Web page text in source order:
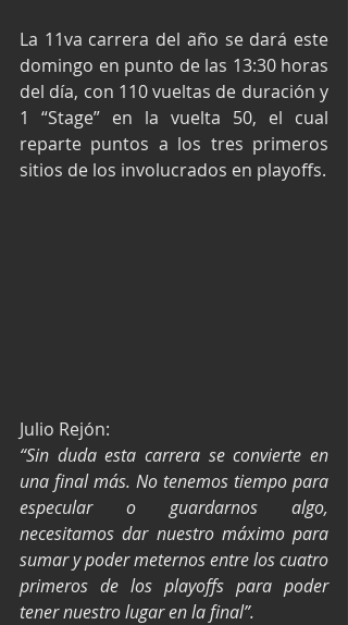
La 11va carrera del año se dará este
domingo en punto de las 13:30 horas
del día, con 110 vueltas de duración y
1 “Stage” en la vuelta 50, el cual
reparte puntos a los tres primeros
sitios de los involucrados en playoffs.
Julio Rejón:
“Sin duda esta carrera se convierte en
una final más. No tenemos tiempo para
especular o guardarnos algo,
necesitamos dar nuestro máximo para
sumar y poder meternos entre los cuatro
primeros de los playoffs para poder
tener nuestro lugar en la final”.